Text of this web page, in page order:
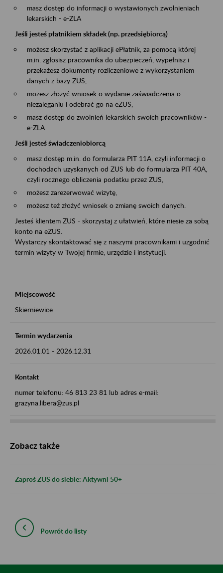
masz dostęp do informacji o wystawionych zwolnieniach
lekarskich - e-ZLA
Jeśli jesteś płatnikiem składek (np. przedsiębiorcą)
możesz skorzystać z aplikacji ePłatnik, za pomocą której
m.in. zgłosisz pracownika do ubezpieczeń, wypełnisz i
przekażesz dokumenty rozliczeniowe z wykorzystaniem
danych z bazy ZUS,
możesz złożyć wniosek o wydanie zaświadczenia o
niezaleganiu i odebrać go na eZUS,
masz dostęp do zwolnień lekarskich swoich pracowników -
e-ZLA
Jeśli jesteś świadczeniobiorcą
masz dostęp m.in. do formularza PIT 11A, czyli informacji o
dochodach uzyskanych od ZUS lub do formularza PIT 40A,
czyli rocznego obliczenia podatku przez ZUS,
możesz zarezerwować wizytę,
możesz też złożyć wniosek o zmianę swoich danych.
Jesteś klientem ZUS - skorzystaj z ułatwień, które niesie za sobą
konto na eZUS.
Wystarczy skontaktować się z naszymi pracownikami i uzgodnić
termin wizyty w Twojej firmie, urzędzie i instytucji.
Miejscowość
Skierniewice
Termin wydarzenia
2026.01.01 - 2026.12.31
Kontakt
numer telefonu: 46 813 23 81 lub adres e-mail:
grazyna.libera@zus.pl
Zobacz także
Zaproś ZUS do siebie: Aktywni 50+
Powrót do listy